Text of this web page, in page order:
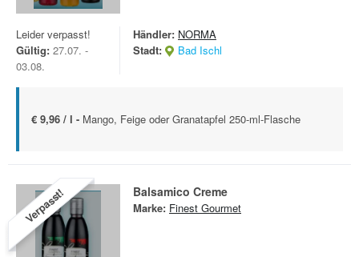
Leider verpasst!
Gültig: 27.07. -
03.08.
Händler: NORMA
Stadt:
Bad Ischl
€ 9,96 / l - Mango, Feige oder Granatapfel 250-ml-Flasche
Verpasst! Balsamico Creme
Marke: Finest Gourmet